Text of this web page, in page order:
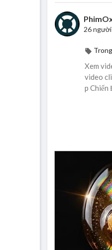
26
Trong
Xem
video
p Chiến